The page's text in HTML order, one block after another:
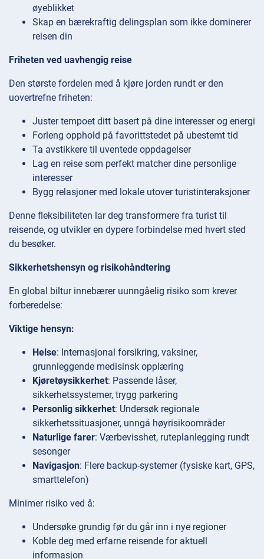
øyeblikket
Skap en bærekraftig delingsplan som ikke dominerer
reisen din
Friheten ved uavhengig reise
Den største fordelen med å kjøre jorden rundt er den
uovertrefne friheten:
Juster tempoet ditt basert på dine interesser og energi
Forleng opphold på favorittstedet på ubestemt tid
Ta avstikkere til uventede oppdagelser
Lag en reise som perfekt matcher dine personlige
interesser
Bygg relasjoner med lokale utover turistinteraksjoner
Denne fleksibiliteten lar deg transformere fra turist til
reisende, og utvikler en dypere forbindelse med hvert sted
du besøker.
Sikkerhetshensyn og risikohåndtering
En global biltur innebærer uunngåelig risiko som krever
forberedelse:
Viktige hensyn:
Helse: Internasjonal forsikring, vaksiner,
grunnleggende medisinsk opplæring
Kjøretøysikkerhet: Passende låser,
sikkerhetssystemer, trygg parkering
Personlig sikkerhet: Undersøk regionale
sikkerhetssituasjoner, unngå høyrisikoområder
Naturlige farer: Værbevisshet, ruteplanlegging rundt
sesonger
Navigasjon: Flere backup-systemer (fysiske kart, GPS,
smarttelefon)
Minimer risiko ved å:
Undersøke grundig før du går inn i nye regioner
Koble deg med erfarne reisende for aktuell
informasjon